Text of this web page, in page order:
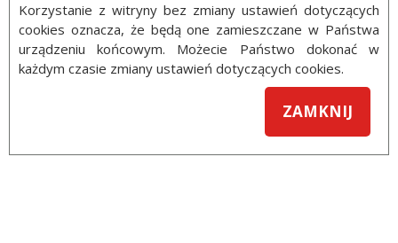
Korzystanie z witryny bez zmiany ustawień dotyczących
cookies oznacza, że będą one zamieszczane w Państwa
urządzeniu końcowym. Możecie Państwo dokonać w
każdym czasie zmiany ustawień dotyczących cookies.
ZAMKNIJ